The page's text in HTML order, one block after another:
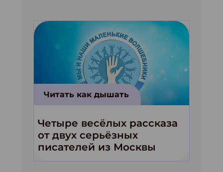
Читать как дышать
Четыре весёлых рассказа
от двух серьёзных
писателей из Москвы